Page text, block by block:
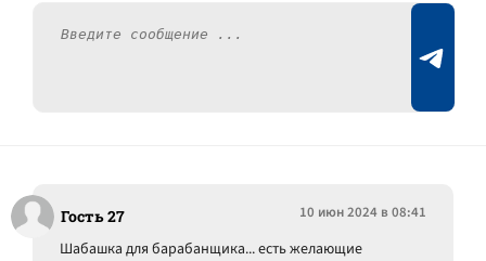
Гость 27 10 июн 2024 в 08:41
Шабашка для барабанщика... есть желающие